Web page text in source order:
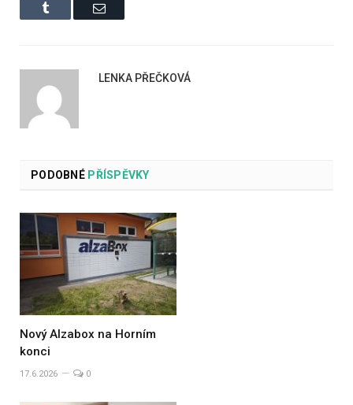
Tumblr Email
LENKA PŘEČKOVÁ
PODOBNÉPŘÍSPĚVKY
Nový Alzabox na Horním
konci
17.6.2026 0